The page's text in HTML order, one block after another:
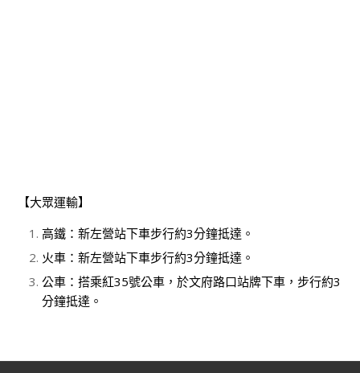
【大眾運輸】
高鐵：新左營站下車步行約3分鐘抵達。
火車：新左營站下車步行約3分鐘抵達。
公車：搭乘紅35號公車，於文府路口站牌下車，步行約3
分鐘抵達。